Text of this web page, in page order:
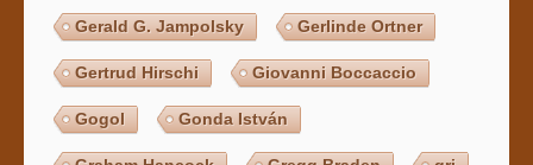
Gerald G. Jampolsky Gerlinde Ortner
Gertrud Hirschi Giovanni Boccaccio
Gogol Gonda István